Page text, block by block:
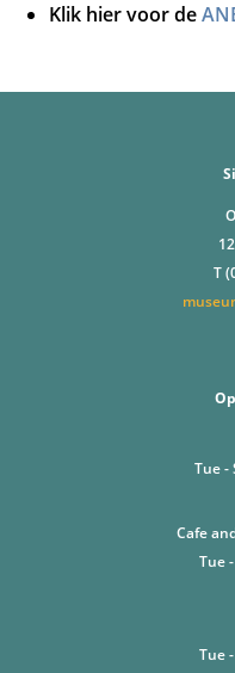
Klik hier voor de
T
Tue -
Cafe
Tue
Tue